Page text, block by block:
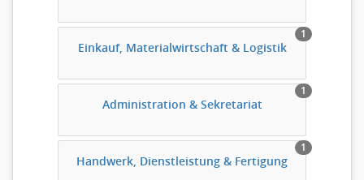
Einkauf, Materialwirtschaft & Logistik
1
Administration & Sekretariat
1
Handwerk, Dienstleistung & Fertigung
1